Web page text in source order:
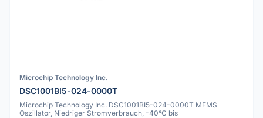
Microchip Technology Inc.
DSC1001BI5-024-0000T
Microchip Technology Inc. DSC1001BI5-024-0000T MEMS
Oszillator, Niedriger Stromverbrauch, -40°C bis